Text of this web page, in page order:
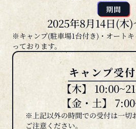
2025年8月14日(木)
※キャンプ(駐車場1台付き)・オートキ
っております。
キャンプ受
【木】
【金・土】
※上記以外の時間での受付は一切
ご注意ください。
※車両の閉門は22:00となります。